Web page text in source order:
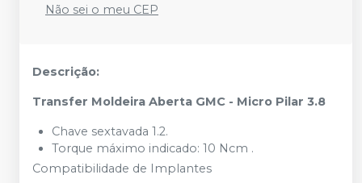
Não sei o meu CEP
Descrição:
Transfer Moldeira Aberta GMC - Micro Pilar 3.8
Chave sextavada 1.2.
Torque máximo indicado: 10 Ncm .
Compatibilidade de Implantes